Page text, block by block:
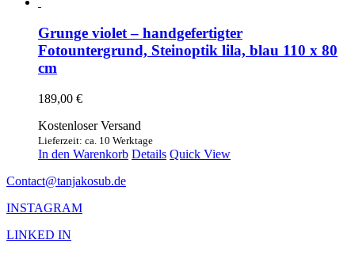
Grunge violet – handgefertigter
Fotountergrund, Steinoptik lila, blau 110 x 80
cm
189,00 €
Kostenloser Versand
Lieferzeit: ca. 10 Werktage
In den Warenkorb Details Quick View
Contact@tanjakosub.de
INSTAGRAM
LINKED IN